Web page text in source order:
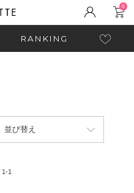
0
RANKING
並び替え
1-1